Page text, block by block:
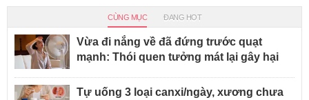
CÙNG MỤC ĐANG HOT
Vừa đi nắng về đã đứng trước quạt
mạnh: Thói quen tưởng mát lại gây hại
Tự uống 3 loại canxi/ngày, xương chưa